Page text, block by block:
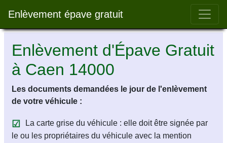
Enlèvement épave gratuit Bar
Enlèvement d'Épave Gratuit
à Caen 14000
Les documents demandées le jour de l'enlèvement
de votre véhicule :
La carte grise du véhicule : elle doit être signée par
le ou les propriétaires du véhicule avec la mention